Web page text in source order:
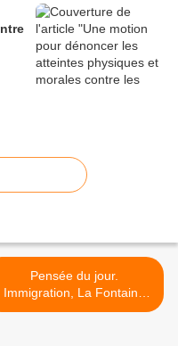
Pensée du jour.
Immigration, La Fontaine
avait tout prévu. >